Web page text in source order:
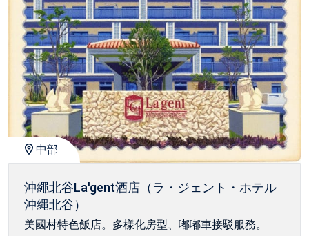
中部
沖繩北谷La'gent酒店（ラ・ジェント・ホテル
沖縄北谷）
美國村特色飯店。多樣化房型、嘟嘟車接駁服務。